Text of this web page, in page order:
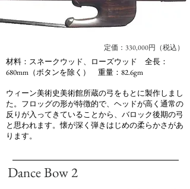
定価：330,000円（税込）
材料：スネークウッド、ローズウッド 全長：
680mm（ボタンを除く） 重量：82.6gm
ウィーン美術史美術館所蔵の弓をもとに製作しまし
た。​フロッグの形が特徴的で、ヘッドが高く通常の
反りが入ってきていることから、バロック後期の弓
と思われます。懐が深く弾きはじめの柔らかさがあ
ります。
Dance Bow 2